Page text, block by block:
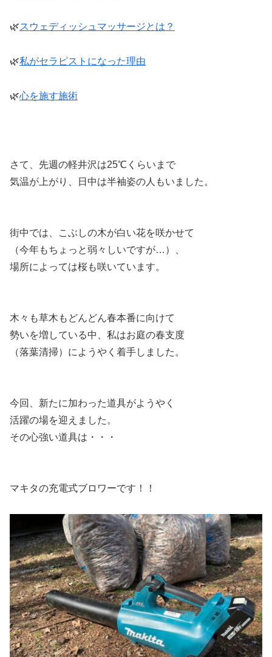
🌿スウェディッシュマッサージとは？
🌿私がセラピストになった理由
🌿心を施す施術
さて、先週の軽井沢は25℃くらいまで
気温が上がり、日中は半袖姿の人もいました。
街中では、こぶしの木が白い花を咲かせて
（今年もちょっと弱々しいですが…）、
場所によっては桜も咲いています。
木々も草木もどんどん春本番に向けて
勢いを増している中、私はお庭の春支度
（落葉清掃）にようやく着手しました。
今回、新たに加わった道具がようやく
活躍の場を迎えました。
その心強い道具は・・・
マキタの充電式ブロワーです！！